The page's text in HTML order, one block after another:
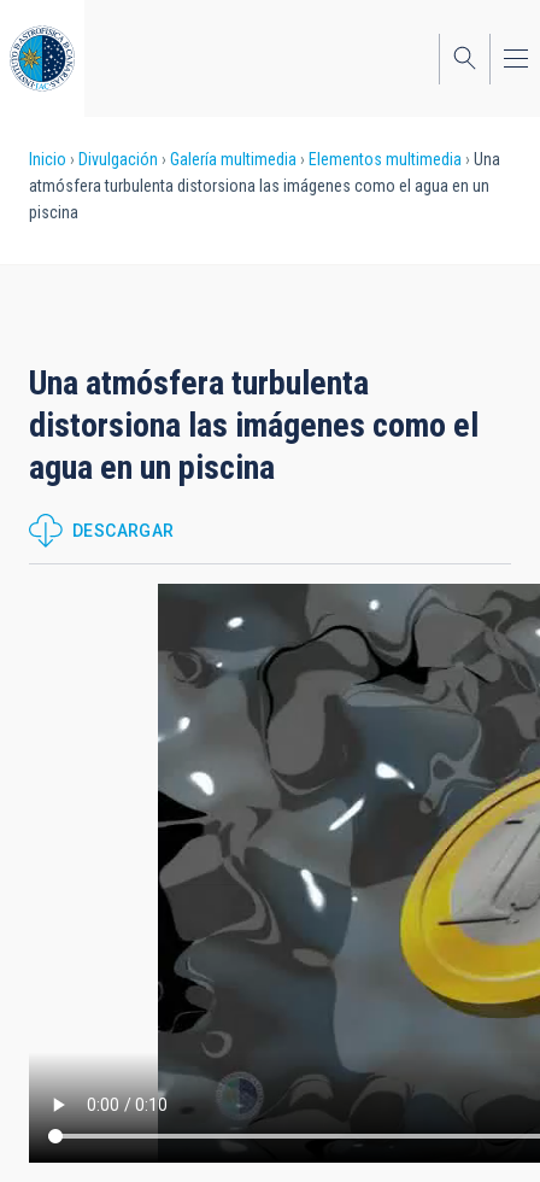
al
contenido
principal
Sobrescribir
enlaces
la
navegación
Inicio Divulgación Galería multimedia Elementos multimedia
Una
atmósfera turbulenta distorsiona las imágenes como el agua en un
piscina
Una atmósfera turbulenta
distorsiona las imágenes como el
agua en un piscina
DESCARGAR